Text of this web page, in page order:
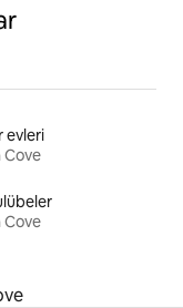
evleri
Cove
Cove